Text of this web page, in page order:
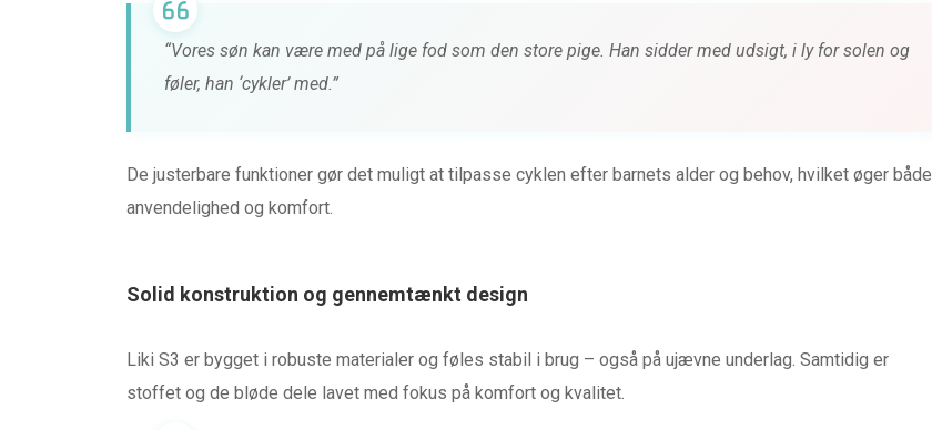
“Vores søn kan være med på lige fod som den store pige. Han sidder med udsigt, i ly for solen og
føler, han ‘cykler’ med.”
De justerbare funktioner gør det muligt at tilpasse cyklen efter barnets alder og behov, hvilket øger både
anvendelighed og komfort.
Solid konstruktion og gennemtænkt design
Liki S3 er bygget i robuste materialer og føles stabil i brug – også på ujævne underlag. Samtidig er
stoffet og de bløde dele lavet med fokus på komfort og kvalitet.